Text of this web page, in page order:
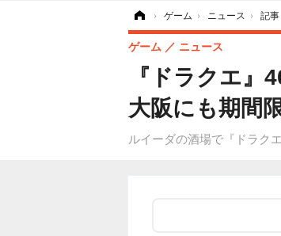
› ゲーム › ニュース › 記事
『ドラクエ』
大阪にも期間
ルイーダの酒場で『ドラク
ゲーム ニュース